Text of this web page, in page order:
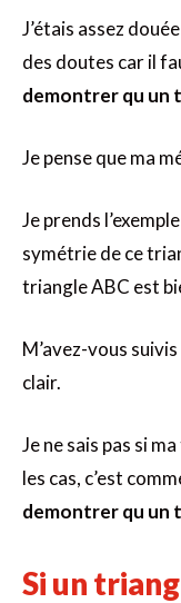
J’étais assez
des doutes car il
demontrer qu un
Je pense que ma
Je prends
symétrie de ce
triangle ABC est
M’avez-vous
clair.
Je ne sais pas si
les cas, c’est
demontrer qu un
Si un